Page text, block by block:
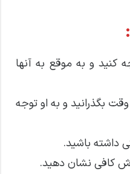
کنید و به موقع به آنها
بگذرانید و به او توجه
داشته باشید.
کافی نشان دهید.